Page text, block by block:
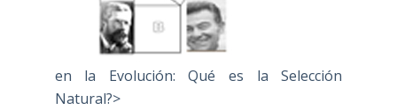
en la Evolución: Qué es la Selección
Natural?>